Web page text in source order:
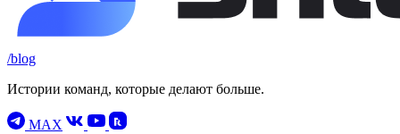
/blog
Истории команд, которые делают больше.
MAX